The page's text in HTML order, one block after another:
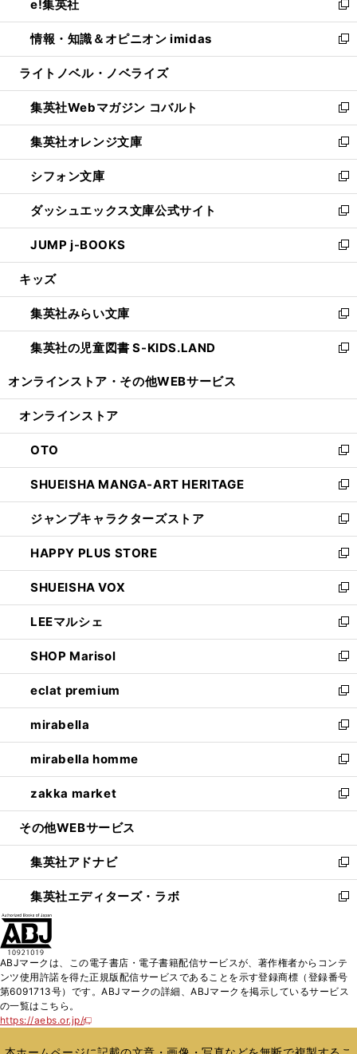
く
で
開
く
ド
ウ
で
開
ィ
ン
ド
ウ
開
く
い
ウ
ィ
ン
ウ
で
開
く
e!集英社
新
し
い
ウ
ン
ド
ウ
で
開
く
情報・知識＆オピニオン imidas
新
し
ウ
ィ
ン
ド
ウ
で
開
く
ライトノベル・ノベライズ
集英社Webマガジン コバルト
新
し
い
ウ
ィ
ン
ド
ウ
で
開
集英社オレンジ文庫
新
し
い
ウ
ィ
ン
ド
ウ
開
く
シフォン文庫
新
し
い
ウ
ィ
ン
ウ
で
開
く
ダッシュエックス文庫公式サイト
新
し
い
ウ
ン
ド
ウ
で
JUMP j-BOOKS
新
し
ウ
ィ
ン
ド
開
キッズ
集英社みらい文庫
新
し
い
ン
ウ
で
開
く
集英社の児童図書 S-KIDS.LAND
新
ウ
ン
ド
ウ
で
開
く
オンラインストア・ その他WEBサービス
オンラインストア
OTO
新
し
い
ウ
ィ
ン
ド
ウ
で
開
く
SHUEISHA MANGA-ART HERITAGE
新
し
い
ウ
ィ
ン
ド
ウ
で
開
く
ジャンプキャラクターズストア
新
し
い
ウ
ィ
ン
ド
ウ
で
開
く
HAPPY PLUS STORE
新
し
い
ウ
ィ
ン
ド
ウ
で
開
く
SHUEISHA VOX
新
し
い
ウ
ィ
ン
ド
ウ
で
開
く
LEEマルシェ
新
し
い
ウ
ィ
ン
ド
ウ
で
開
く
SHOP Marisol
新
し
い
ウ
ィ
ン
ド
ウ
で
開
eclat premium
新
し
い
ウ
ィ
ン
ド
ウ
開
く
mirabella
新
し
い
ウ
ィ
ン
ウ
で
開
く
mirabella homme
新
し
い
ウ
ン
ド
ウ
で
zakka market
新
し
ウ
ィ
ン
ド
く
その他WEBサービス
集英社アドナビ
新
し
い
ド
ウ
で
集英社エディターズ・ラボ
新
ィ
ン
ド
開
ABJマークは、この電子書店・電子書籍配信サービスが、著作権者からコンテ
ンツ使用許諾を得た正規版配信サービスであることを示す登録商標（登録番号
第6091713号）です。ABJマークの詳細、ABJマークを掲示しているサービス
の一覧はこちら。
https://aebs.or.jp/
新
い